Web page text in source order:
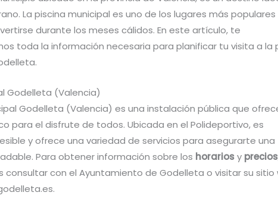
La piscina municipal es uno de los lugares más
durante los meses cálidos. En este artículo, te
toda la información necesaria para planificar tu visita a la
Godelleta (Valencia)
Godelleta (Valencia) es una instalación pública que
para el disfrute de todos. Ubicada en el Polideportivo, es
y ofrece una variedad de servicios para asegurarte una
Para obtener información sobre los horariosy precios
consultar con el Ayuntamiento de Godelleta o visitar su sitio